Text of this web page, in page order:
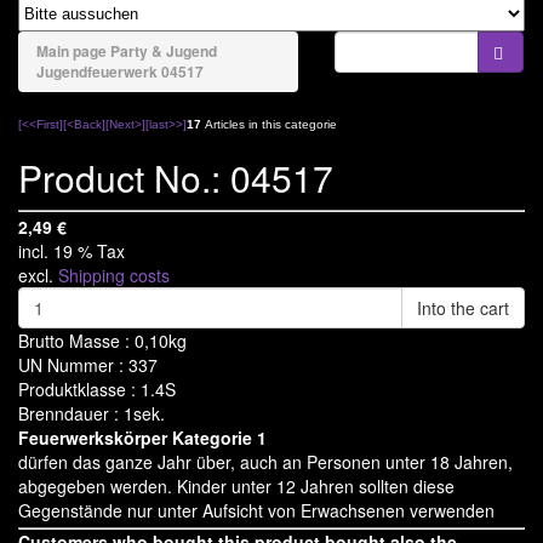
Bengale & Rauch
Bühnenfeuerwerk
Batteriefeuerwerk
Verbundfeuerwerk
Bombenrohre/Einzelschuss
Raketen & Sortimente
Knaller & Co
Leuchtfeuerwerk
Party & Jugend
Deko, Fun & Party
Jugendfeuerwerk
Tischfeuerwerk
Main page Party & Jugend
Jugendfeuerwerk04517
[<<First][<Back][Next>][last>>]17 Articles in this categorie
Product No.: 04517
2,49 €
incl. 19 % Tax
excl. Shipping costs
Into the cart
Brutto Masse : 0,10kg
UN Nummer : 337
Produktklasse : 1.4S
Brenndauer : 1sek.
Feuerwerkskörper Kategorie 1
dürfen das ganze Jahr über, auch an Personen unter 18 Jahren,
abgegeben werden. Kinder unter 12 Jahren sollten diese
Gegenstände nur unter Aufsicht von Erwachsenen verwenden